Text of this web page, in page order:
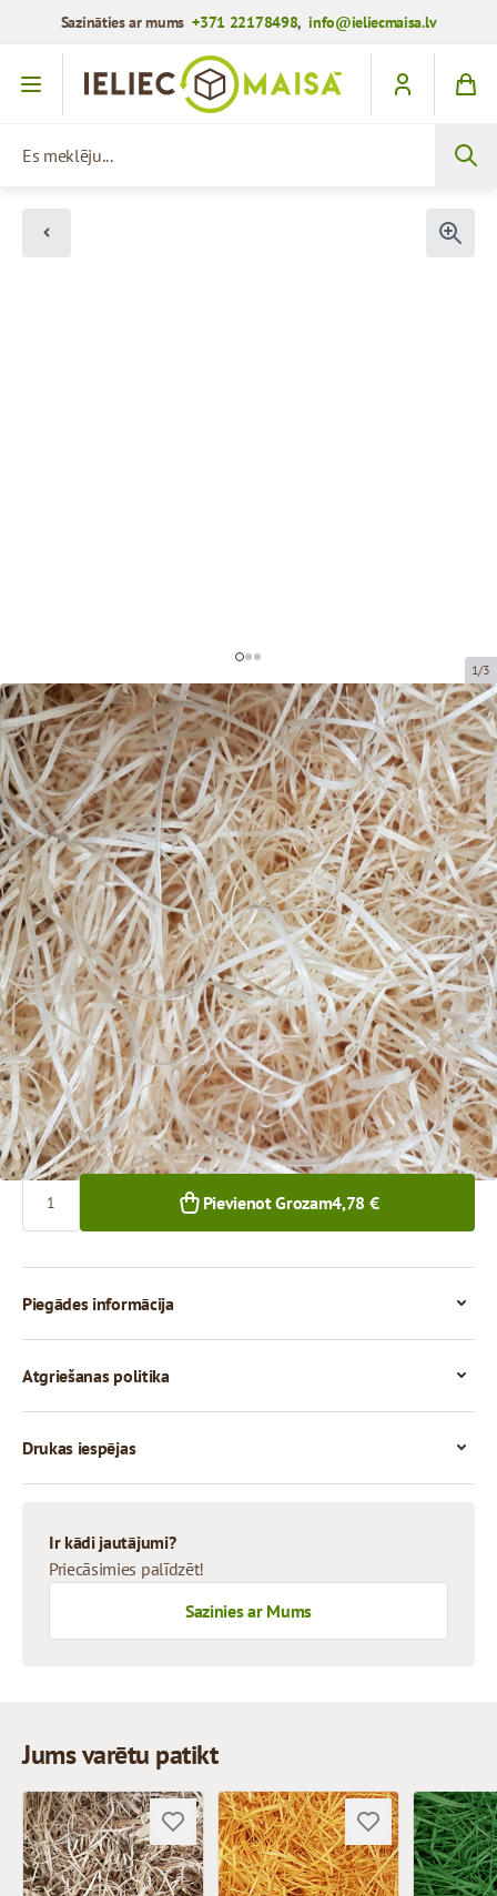
Sazināties ar mums+371 22178498,info@ieliecmaisa.lv
Iet uz saturu
1/3
Koka skaidas dekorēšanai
Preces kods:DS001
Izmērs:25 x 35 cm
Materiāls:priede
Prece ir pieejama saņemšanai pakomātā.
Cena par 1 iepak.
4,78 €
1+ iepak.
Skaits
Pievienot Grozam4,78 €
Piegādes informācija
Atgriešanas politika
Drukas iespējas
Ir kādi jautājumi?
Priecāsimies palīdzēt!
Sazinies ar Mums
Jums varētu patikt